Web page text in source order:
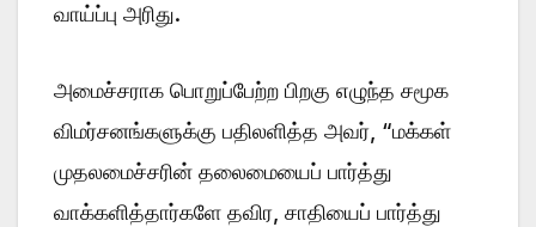
வாய்ப்பு அரிது.
அமைச்சராக பொறுப்பேற்ற பிறகு எழுந்த சமூக
விமர்சனங்களுக்கு பதிலளித்த அவர், “மக்கள்
முதலமைச்சரின் தலைமையைப் பார்த்து
வாக்களித்தார்களே தவிர, சாதியைப் பார்த்து